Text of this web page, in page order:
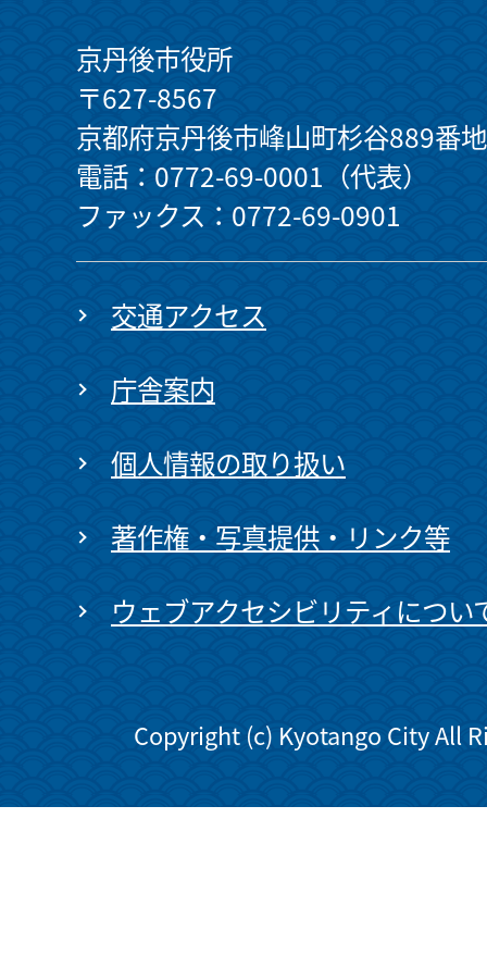
京丹後市役所
〒627-8567
京都府京丹後市峰山町杉谷889番地
電話：0772-69-0001（代表）
ファックス：0772-69-0901
交通アクセス
庁舎案内
個人情報の取り扱い
著作権・写真提供・リンク等
ウェブアクセシビリティについ
Copyright (c) Kyotango City All